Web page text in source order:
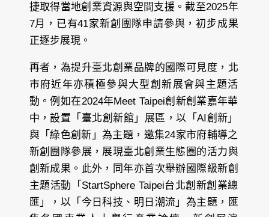
捷取得當地創業資源與空間支援。截至2025年
7月，已有41家新創團隊申請參與，初步成果
正逐步展現。
再者，為提升臺北創業品牌的國際可見度，北
市府近年亦積極參與大型創新展會與主題活
動。例如在2024年Meet Taipei創新創業嘉年華
中，設置「臺北創新館」展區，以「AI創新」
與「綠色創新」為主題，邀集24家市府輔導之
新創團隊參展，展現臺北創業生態圈的活力與
創新成果。此外，同年亦首次舉辦國際級新創
主題活動「StartSphere Taipei台北創新創業總
匯」，以「今日科技、明日潮流」為主題，匯